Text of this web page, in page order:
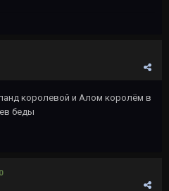
королевой и Алом королём в
беды